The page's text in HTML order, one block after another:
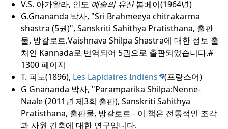
V.S. 아가왈라, 인도 예술의 유산봄베이(1964년)
G.Gnananda 박사, "Sri Brahmeeya chitrakarma
shastra (5권)", Sanskriti Sahithya Pratisthana, 출판
물, 방갈로르.Vaishnava Shilpa Shastra에 대한 정보 출
처인 Kannada로 번역되어 5권으로 출판되었습니다.#
1300 페이지
T. 피노(1896), Les Lapidaires Indiens
(프랑스어)
G Gnananda 박사, "Paramparika Shilpa:Nenne-
Naale (2011년 제3회 출판), Sanskriti Sahithya
Pratisthana, 출판물, 방갈로르 - 이 책은 전통적인 조각
과 사원 건축에 대한 연구입니다.